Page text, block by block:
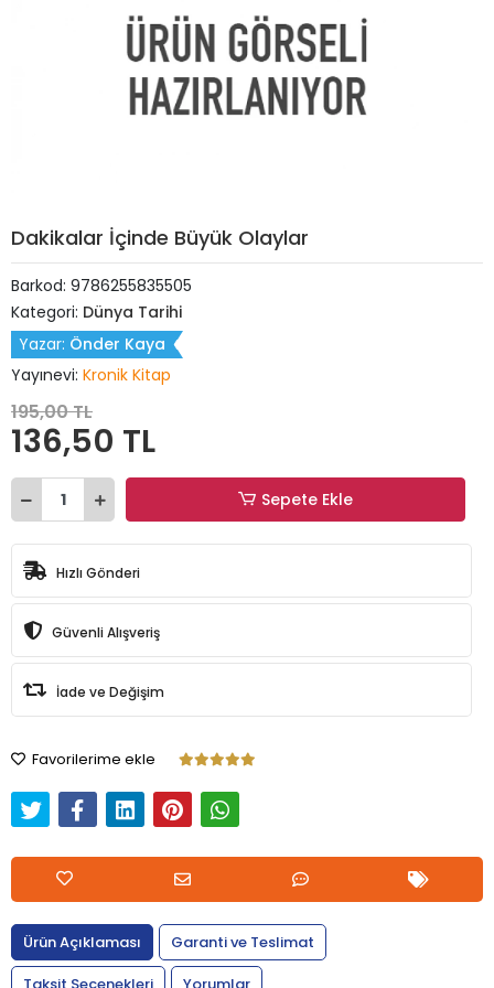
Dakikalar İçinde Büyük Olaylar
Barkod: 9786255835505
Kategori: Dünya Tarihi
Yazar: Önder Kaya
Yayınevi: Kronik Kitap
195,00 TL
136,50 TL
Sepete Ekle
Hızlı Gönderi
Güvenli Alışveriş
İade ve Değişim
Favorilerime ekle
Ürün Açıklaması
Garanti ve Teslimat